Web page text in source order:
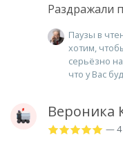
Раздражали
Паузы в
хотим,
серьёзно
что у Вас
Вероника
— 4